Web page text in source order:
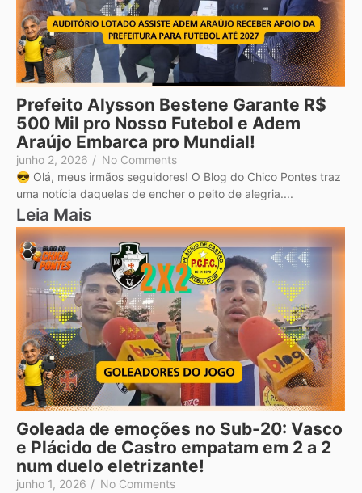
Prefeito Alysson Bestene Garante R$
500 Mil pro Nosso Futebol e Adem
Araújo Embarca pro Mundial!
junho 2, 2026 / No Comments
😎 Olá, meus irmãos seguidores! O Blog do Chico Pontes traz
uma notícia daquelas de encher o peito de alegria....
Leia Mais
Goleada de emoções no Sub-20: Vasco
e Plácido de Castro empatam em 2 a 2
num duelo eletrizante!
junho 1, 2026 / No Comments